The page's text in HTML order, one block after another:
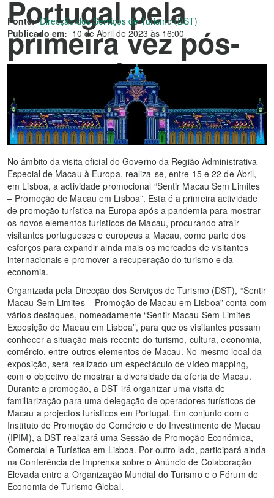
Portugal pela
primeira vez pós-
pandemia abre em
meados de Abril
Fonte: Direcção dos Serviços de Turismo (DST)
Publicado em: 10 de Abril de 2023 às 16:00
No âmbito da visita oficial do Governo da Região Administrativa
Especial de Macau à Europa, realiza-se, entre 15 e 22 de Abril,
em Lisboa, a actividade promocional “Sentir Macau Sem Limites
– Promoção de Macau em Lisboa”. Esta é a primeira actividade
de promoção turística na Europa após a pandemia para mostrar
os novos elementos turísticos de Macau, procurando atrair
visitantes portugueses e europeus a Macau, como parte dos
esforços para expandir ainda mais os mercados de visitantes
internacionais e promover a recuperação do turismo e da
economia.
Organizada pela Direcção dos Serviços de Turismo (DST), “Sentir
Macau Sem Limites – Promoção de Macau em Lisboa” conta com
vários destaques, nomeadamente “Sentir Macau Sem Limites -
Exposição de Macau em Lisboa”, para que os visitantes possam
conhecer a situação mais recente do turismo, cultura, economia,
comércio, entre outros elementos de Macau. No mesmo local da
exposição, será realizado um espectáculo de vídeo mapping,
com o objectivo de mostrar a diversidade da oferta de Macau.
Durante a promoção, a DST irá organizar uma visita de
familiarização para uma delegação de operadores turísticos de
Macau a projectos turísticos em Portugal. Em conjunto com o
Instituto de Promoção do Comércio e do Investimento de Macau
(IPIM), a DST realizará uma Sessão de Promoção Económica,
Comercial e Turística em Lisboa. Por outro lado, participará ainda
na Conferência de Imprensa sobre o Anúncio de Colaboração
Elevada entre a Organização Mundial do Turismo e o Fórum de
Economia de Turismo Global.